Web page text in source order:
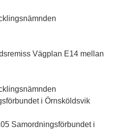
Vägplan E14 mellan
i Örnsköldsvik
Samordningsförbundet i